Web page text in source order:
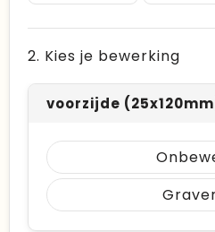
2. Kies je bewerking
voorzijde